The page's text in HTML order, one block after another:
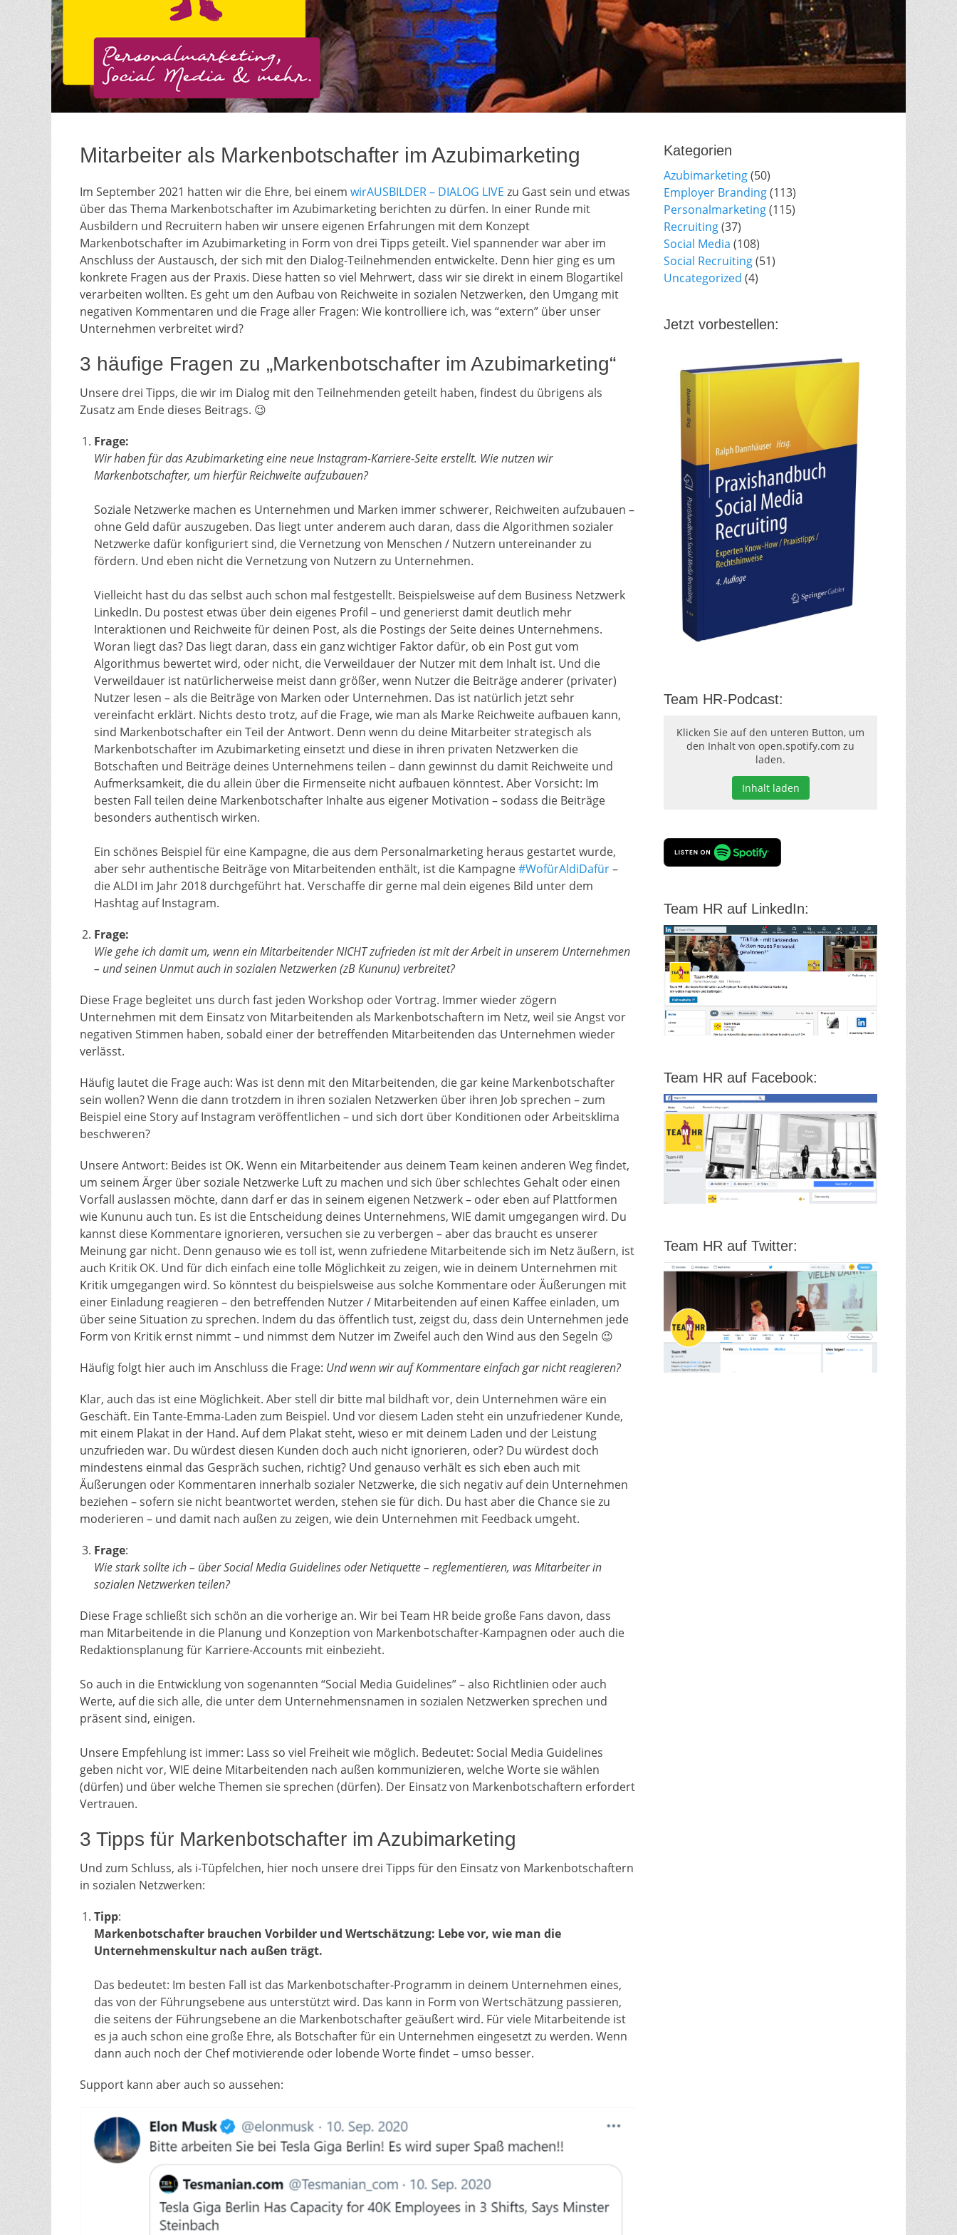
Mitarbeiter als Markenbotschafter im Azubimarketing
Im September 2021 hatten wir die Ehre, bei einem wirAUSBILDER – DIALOG LIVE zu Gast sein und etwas
über das Thema Markenbotschafter im Azubimarketing berichten zu dürfen. In einer Runde mit
Ausbildern und Recruitern haben wir unsere eigenen Erfahrungen mit dem Konzept
Markenbotschafter im Azubimarketing in Form von drei Tipps geteilt. Viel spannender war aber im
Anschluss der Austausch, der sich mit den Dialog-Teilnehmenden entwickelte. Denn hier ging es um
konkrete Fragen aus der Praxis. Diese hatten so viel Mehrwert, dass wir sie direkt in einem Blogartikel
verarbeiten wollten. Es geht um den Aufbau von Reichweite in sozialen Netzwerken, den Umgang mit
negativen Kommentaren und die Frage aller Fragen: Wie kontrolliere ich, was “extern” über unser
Unternehmen verbreitet wird?
3 häufige Fragen zu „Markenbotschafter im Azubimarketing“
Unsere drei Tipps, die wir im Dialog mit den Teilnehmenden geteilt haben, findest du übrigens als
Zusatz am Ende dieses Beitrags. 😉
Frage:
Wir haben für das Azubimarketing eine neue Instagram-Karriere-Seite erstellt. Wie nutzen wir
Markenbotschafter, um hierfür Reichweite aufzubauen?
Soziale Netzwerke machen es Unternehmen und Marken immer schwerer, Reichweiten aufzubauen –
ohne Geld dafür auszugeben. Das liegt unter anderem auch daran, dass die Algorithmen sozialer
Netzwerke dafür konfiguriert sind, die Vernetzung von Menschen / Nutzern untereinander zu
fördern. Und eben nicht die Vernetzung von Nutzern zu Unternehmen.
Vielleicht hast du das selbst auch schon mal festgestellt. Beispielsweise auf dem Business Netzwerk
LinkedIn. Du postest etwas über dein eigenes Profil – und generierst damit deutlich mehr
Interaktionen und Reichweite für deinen Post, als die Postings der Seite deines Unternehmens.
Woran liegt das? Das liegt daran, dass ein ganz wichtiger Faktor dafür, ob ein Post gut vom
Algorithmus bewertet wird, oder nicht, die Verweildauer der Nutzer mit dem Inhalt ist. Und die
Verweildauer ist natürlicherweise meist dann größer, wenn Nutzer die Beiträge anderer (privater)
Nutzer lesen – als die Beiträge von Marken oder Unternehmen. Das ist natürlich jetzt sehr
vereinfacht erklärt. Nichts desto trotz, auf die Frage, wie man als Marke Reichweite aufbauen kann,
sind Markenbotschafter ein Teil der Antwort. Denn wenn du deine Mitarbeiter strategisch als
Markenbotschafter im Azubimarketing einsetzt und diese in ihren privaten Netzwerken die
Botschaften und Beiträge deines Unternehmens teilen – dann gewinnst du damit Reichweite und
Aufmerksamkeit, die du allein über die Firmenseite nicht aufbauen könntest. Aber Vorsicht: Im
besten Fall teilen deine Markenbotschafter Inhalte aus eigener Motivation – sodass die Beiträge
besonders authentisch wirken.
Ein schönes Beispiel für eine Kampagne, die aus dem Personalmarketing heraus gestartet wurde,
aber sehr authentische Beiträge von Mitarbeitenden enthält, ist die Kampagne#WofürAldiDafür–
die ALDI im Jahr 2018 durchgeführt hat. Verschaffe dir gerne mal dein eigenes Bild unter dem
Hashtag auf Instagram.
Frage:
Wie gehe ich damit um, wenn ein Mitarbeitender NICHT zufrieden ist mit der Arbeit in unserem Unternehmen
– und seinen Unmut auch in sozialen Netzwerken (zB Kununu) verbreitet?
Diese Frage begleitet uns durch fast jeden Workshop oder Vortrag. Immer wieder zögern
Unternehmen mit dem Einsatz von Mitarbeitenden als Markenbotschaftern im Netz, weil sie Angst vor
negativen Stimmen haben, sobald einer der betreffenden Mitarbeitenden das Unternehmen wieder
verlässt.
Häufig lautet die Frage auch: Was ist denn mit den Mitarbeitenden, die gar keine Markenbotschafter
sein wollen? Wenn die dann trotzdem in ihren sozialen Netzwerken über ihren Job sprechen – zum
Beispiel eine Story auf Instagram veröffentlichen – und sich dort über Konditionen oder Arbeitsklima
beschweren?
Unsere Antwort: Beides ist OK. Wenn ein Mitarbeitender aus deinem Team keinen anderen Weg findet,
um seinem Ärger über soziale Netzwerke Luft zu machen und sich über schlechtes Gehalt oder einen
Vorfall auslassen möchte, dann darf er das in seinem eigenen Netzwerk – oder eben auf Plattformen
wie Kununu auch tun. Es ist die Entscheidung deines Unternehmens, WIE damit umgegangen wird. Du
kannst diese Kommentare ignorieren, versuchen sie zu verbergen – aber das braucht es unserer
Meinung gar nicht. Denn genauso wie es toll ist, wenn zufriedene Mitarbeitende sich im Netz äußern, ist
auch Kritik OK. Und für dich einfach eine tolle Möglichkeit zu zeigen, wie in deinem Unternehmen mit
Kritik umgegangen wird. So könntest du beispielsweise aus solche Kommentare oder Äußerungen mit
einer Einladung reagieren – den betreffenden Nutzer / Mitarbeitenden auf einen Kaffee einladen, um
über seine Situation zu sprechen. Indem du das öffentlich tust, zeigst du, dass dein Unternehmen jede
Form von Kritik ernst nimmt – und nimmst dem Nutzer im Zweifel auch den Wind aus den Segeln 😉
Häufig folgt hier auch im Anschluss die Frage: Und wenn wir auf Kommentare einfach gar nicht reagieren?
Klar, auch das ist eine Möglichkeit. Aber stell dir bitte mal bildhaft vor, dein Unternehmen wäre ein
Geschäft. Ein Tante-Emma-Laden zum Beispiel. Und vor diesem Laden steht ein unzufriedener Kunde,
mit einem Plakat in der Hand. Auf dem Plakat steht, wieso er mit deinem Laden und der Leistung
unzufrieden war. Du würdest diesen Kunden doch auch nicht ignorieren, oder? Du würdest doch
mindestens einmal das Gespräch suchen, richtig? Und genauso verhält es sich eben auch mit
Äußerungen oder Kommentaren innerhalb sozialer Netzwerke, die sich negativ auf dein Unternehmen
beziehen – sofern sie nicht beantwortet werden, stehen sie für dich. Du hast aber die Chance sie zu
moderieren – und damit nach außen zu zeigen, wie dein Unternehmen mit Feedback umgeht.
Frage:
Wie stark sollte ich – über Social Media Guidelines oder Netiquette – reglementieren, was Mitarbeiter in
sozialen Netzwerken teilen?
Diese Frage schließt sich schön an die vorherige an. Wir bei Team HR beide große Fans davon, dass
man Mitarbeitende in die Planung und Konzeption von Markenbotschafter-Kampagnen oder auch die
Redaktionsplanung für Karriere-Accounts mit einbezieht.
So auch in die Entwicklung von sogenannten “Social Media Guidelines” – also Richtlinien oder auch
Werte, auf die sich alle, die unter dem Unternehmensnamen in sozialen Netzwerken sprechen und
präsent sind, einigen.
Unsere Empfehlung ist immer: Lass so viel Freiheit wie möglich. Bedeutet: Social Media Guidelines
geben nicht vor, WIE deine Mitarbeitenden nach außen kommunizieren, welche Worte sie wählen
(dürfen) und über welche Themen sie sprechen (dürfen). Der Einsatz von Markenbotschaftern erfordert
Vertrauen.
3 Tipps für Markenbotschafter im Azubimarketing
Und zum Schluss, als i-Tüpfelchen, hier noch unsere drei Tipps für den Einsatz von Markenbotschaftern
in sozialen Netzwerken:
Tipp:
Markenbotschafter brauchen Vorbilder und Wertschätzung: Lebe vor, wie man die
Unternehmenskultur nach außen trägt.
Das bedeutet: Im besten Fall ist das Markenbotschafter-Programm in deinem Unternehmen eines,
das von der Führungsebene aus unterstützt wird. Das kann in Form von Wertschätzung passieren,
die seitens der Führungsebene an die Markenbotschafter geäußert wird. Für viele Mitarbeitende ist
es ja auch schon eine große Ehre, als Botschafter für ein Unternehmen eingesetzt zu werden. Wenn
dann auch noch der Chef motivierende oder lobende Worte findet – umso besser.
Support kann aber auch so aussehen:
Kategorien
Azubimarketing(50)
Employer Branding(113)
Personalmarketing(115)
Recruiting(37)
Social Media (108)
Social Recruiting(51)
Uncategorized (4)
Jetzt vorbestellen:
Team HR-Podcast:
Klicken Sie auf den unteren Button, um
den Inhalt von open.spotify.com zu
laden.
Inhalt laden
Team HR auf LinkedIn:
Team HR auf Facebook:
Team HR auf Twitter: